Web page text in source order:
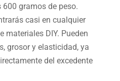
gramos de peso.
casi en cualquier
materiales DIY. Pueden
grosor y elasticidad, ya
del excedente